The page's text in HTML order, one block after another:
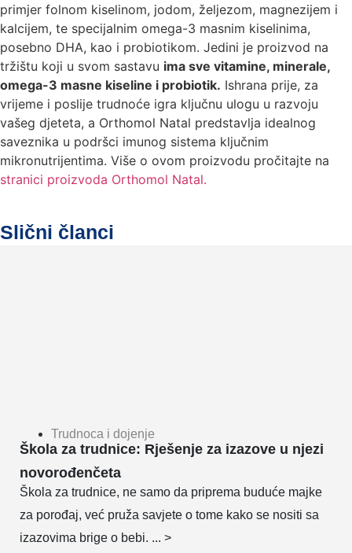
primjer folnom kiselinom, jodom, željezom, magnezijem i
kalcijem, te specijalnim omega-3 masnim kiselinima,
posebno DHA, kao i probiotikom. Jedini je proizvod na
tržištu koji u svom sastavu ima sve vitamine, minerale,
omega-3 masne kiseline i probiotik. Ishrana prije, za
vrijeme i poslije trudnoće igra ključnu ulogu u razvoju
vašeg djeteta, a Orthomol Natal predstavlja idealnog
saveznika u podršci imunog sistema ključnim
mikronutrijentima. Više o ovom proizvodu pročitajte na
stranici proizvoda Orthomol Natal.
Slični članci
Trudnoca i dojenje
Škola za trudnice: Rješenje za izazove u njezi
novorođenčeta
Škola za trudnice, ne samo da priprema buduće majke
za porođaj, već pruža savjete o tome kako se nositi sa
izazovima brige o bebi. ... >